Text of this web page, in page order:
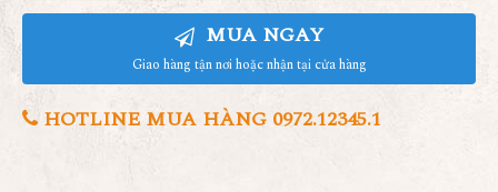
MUA NGAY
Giao hàng tận nơi hoặc nhận tại cửa hàng
HOTLINE MUA HÀNG 0972.12345.1